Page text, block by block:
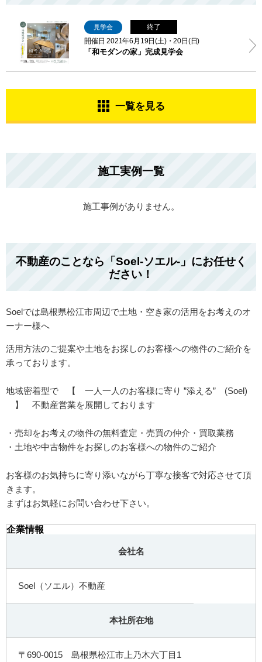
見学会
終了
開催日 2021年6月19日(土)・20日(日)
「和モダンの家」完成見学会
一覧を見る
施工実例一覧
施工事例がありません。
不動産のことなら「Soel-ソエル-」にお任せく
ださい！
Soelでは島根県松江市周辺で土地・空き家の活用をお考えのオ
ーナー様へ
活用方法のご提案や土地をお探しのお客様への物件のご紹介を
承っております。
地域密着型で 【 一人一人のお客様に寄り ”添える” (Soel)
】 不動産営業を展開しております
・売却をお考えの物件の無料査定・売買の仲介・買取業務
・土地や中古物件をお探しのお客様への物件のご紹介
お客様のお気持ちに寄り添いながら丁寧な接客で対応させて頂
きます。
まずはお気軽にお問い合わせ下さい。
企業情報
会社名
Soel（ソエル）不動産
本社所在地
〒690-0015 島根県松江市上乃木六丁目1